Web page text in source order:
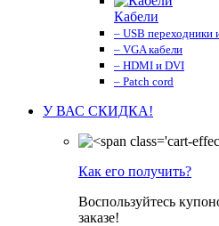
Кабели
– USB переходники
– VGA кабели
– HDMI и DVI
– Patch cord
У ВАС СКИДКА!
Как его получить?
Воспользуйтесь
заказе!